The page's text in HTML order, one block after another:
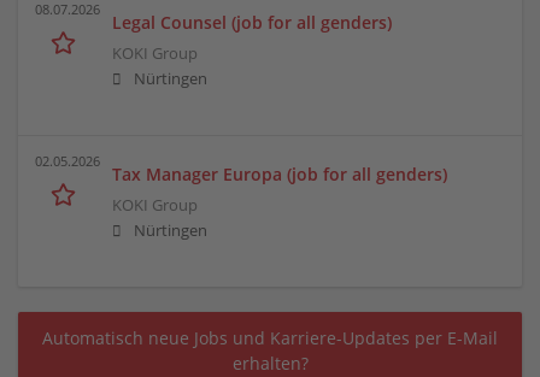
08.07.2026
Legal Counsel (job for all genders)
KOKI Group
Nürtingen
02.05.2026
Tax Manager Europa (job for all genders)
KOKI Group
Nürtingen
Automatisch neue Jobs und Karriere-Updates per E-Mail
erhalten?